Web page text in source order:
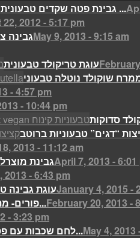
גבינת פטה שקדים טבעונית אפויה ...
2012 - 5:17 pm
גבינהMay 9, 2013 - 9:15 am
עוגת טריקולד טבעונית
שוקולד נוטלה טבעוני
- 4:57 pm
- 10:44 pm
סדוקות
2013 - 11:12 am
גבינתApril 7, 2013 - 6:01
2013 - 6:43 pm
עוגת גבינהJanuary 4, 2015 -
פורים- מתכון לאוזני המן טבעוני...February 20, 2013 -
- 3:23 pm
(לחם שכבות עם פסטו וזיתים לכבוד...May 4, 2013